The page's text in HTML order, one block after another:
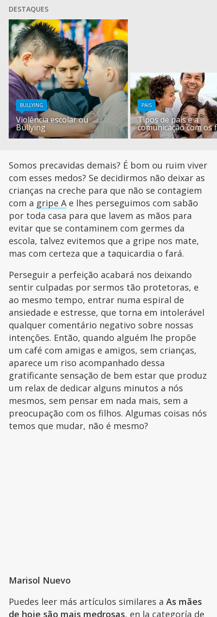
DESTAQUES
BULLYING
Violência escolar ou
Bullying
PAIS
Tipos de pais e a
comunicação com os
Somos precavidas demais? É bom ou ruim viver
com esses medos? Se decidirmos não deixar as
crianças na creche para que não se contagiem
com a gripe Ae lhes perseguimos com sabão
por toda casa para que lavem as mãos para
evitar que se contaminem com germes da
escola, talvez evitemos que a gripe nos mate,
mas com certeza que a taquicardia o fará.
Perseguir a perfeição acabará nos deixando
sentir culpadas por sermos tão protetoras, e
ao mesmo tempo, entrar numa espiral de
ansiedade e estresse, que torna em intolerável
qualquer comentário negativo sobre nossas
intenções. Então, quando alguém lhe propõe
um café com amigas e amigos, sem crianças,
aparece um riso acompanhado dessa
gratificante sensação de bem estar que produz
um relax de dedicar alguns minutos a nós
mesmos, sem pensar em nada mais, sem a
preocupação com os filhos. Algumas coisas nós
temos que mudar, não é mesmo?
Marisol Nuevo
Puedes leer más artículos similares a As mães
de hoje são mais medrosas, en la categoría de